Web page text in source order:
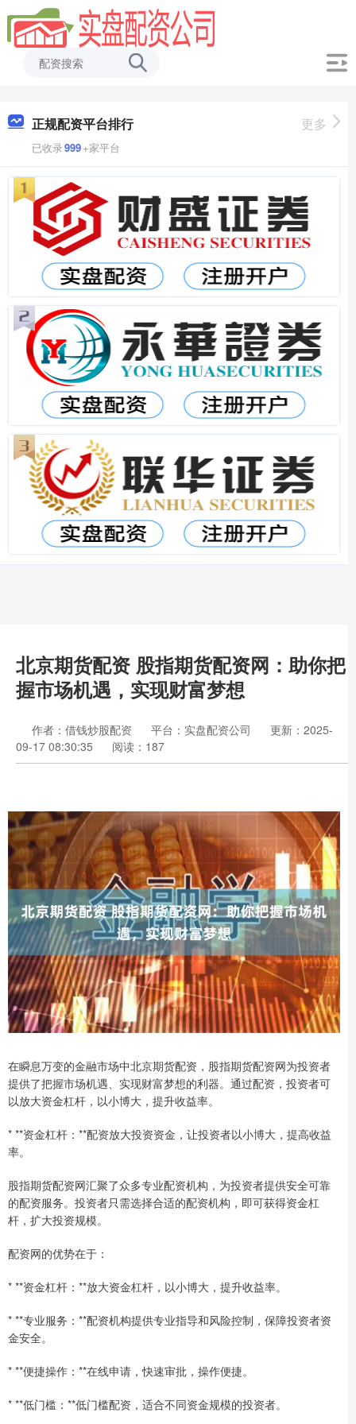
正规配资平台排行
已收录999+家平台
更多
北京期货配资 股指期货配资网：助你把
握市场机遇，实现财富梦想
作者：借钱炒股配资 平台：实盘配资公司
更新：2025-
09-17 08:30:35
阅读：187
在瞬息万变的金融市场中北京期货配资，股指期货配资网为投资者
提供了把握市场机遇、实现财富梦想的利器。通过配资，投资者可
以放大资金杠杆，以小博大，提升收益率。
* **资金杠杆：**配资放大投资资金，让投资者以小博大，提高收益
率。
股指期货配资网汇聚了众多专业配资机构，为投资者提供安全可靠
的配资服务。投资者只需选择合适的配资机构，即可获得资金杠
杆，扩大投资规模。
配资网的优势在于：
* **资金杠杆：**放大资金杠杆，以小博大，提升收益率。
* **专业服务：**配资机构提供专业指导和风险控制，保障投资者资
金安全。
* **便捷操作：**在线申请，快速审批，操作便捷。
* **低门槛：**低门槛配资，适合不同资金规模的投资者。